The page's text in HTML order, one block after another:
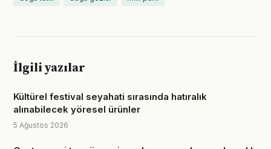
İlgili yazılar
Kültürel festival seyahati sırasında hatıralık
alınabilecek yöresel ürünler
5 Ağustos 2026